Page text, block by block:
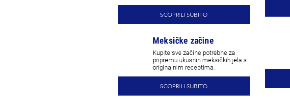
SCOPRILI SUBITO
Meksičke začine
Kupite sve začine potrebne za
pripremu ukusnih meksičkih jela s
originalnim receptima.
SCOPRILI SUBITO